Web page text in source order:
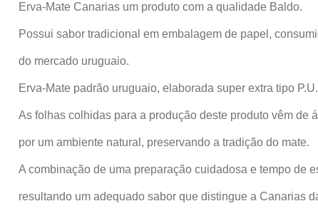
Erva-Mate Canarias um produto com a qualidade Baldo.
Possui sabor tradicional em embalagem de papel,
do mercado uruguaio.
Erva-Mate padrão uruguaio, elaborada super extra tipo
As folhas colhidas para a produção deste produto vêm de
por um ambiente natural, preservando a tradição do mate.
A combinação de uma preparação cuidadosa e tempo de
resultando um adequado sabor que distingue a Canarias